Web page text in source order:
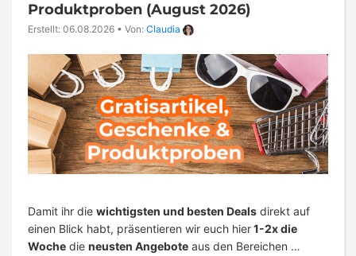
Produktproben (August 2026)
Erstellt: 06.08.2026 • Von: Claudia
Damit ihr die wichtigsten und besten Deals direkt auf
einen Blick habt, präsentieren wir euch hier1-2x die
Woche die neusten Angebote aus den Bereichen …